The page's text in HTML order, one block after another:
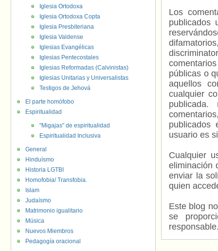
Los
publicados
públicas o
aquellos
cualquier
usuario es
Cualquier
eliminación
enviar la
quien
Este blog
se
Iglesia Ortodoxa
Iglesia Ortodoxa Copta
Iglesia Presbiteriana
Iglesia Valdense
Iglesias Evangélicas
Iglesias Pentecostales
Iglesias Reformadas (Calvinistas)
Iglesias Unitarias y Universalistas
Testigos de Jehová
El parte homófobo
Espiritualidad
"Migajas" de espiritualidad
Espiritualidad Inclusiva
General
Hinduísmo
Historia LGTBI
Homofobia/ Transfobia.
Islam
Judaísmo
Matrimonio igualitario
Música
Nuevos Miembros
Pedagogía oracional